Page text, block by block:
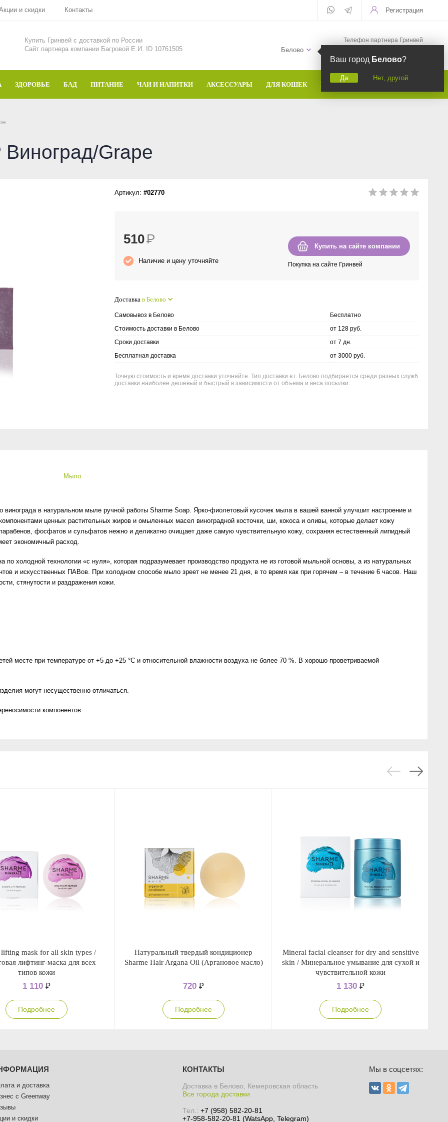
и скидки Контакты Регистрация
Купить Гринвей c доставкой по России
Сайт партнера компании Багровой Е.И. ID 10761505
Белово
Ваш город Белово?
Да Нет, другой
Телефон партнера Гринвей
ЗДОРОВЬЕ БАД ПИТАНИЕ ЧАИ И НАПИТКИ АКСЕССУАРЫ ДЛЯ КОШЕК БРЕНДЫ
Grape
Артикул: #02770
Купить на сайте компании
Покупка на сайте Гринвей
510Р
Наличие и цену уточняйте
Доставка в Белово
Самовывоз в Белово
Бесплатно
Стоимость доставки в Белово
от 128 руб.
Сроки доставки
от 7 дн.
Бесплатная доставка
от 3000 руб.
Точную стоимость и время доставки уточняйте. Тип доставки в г. Белово подбирается среди разных служб
доставки наиболее дешевый и быстрый в зависимости от объема и веса посылки.
Мыло
винограда в натуральном мыле ручной работы Sharme Soap. Ярко-фиолетовый кусочек мыла в вашей ванной улучшит настроение и
ценных растительных жиров и омыленных масел виноградной косточки, ши, кокоса и оливы, которые делает кожу
фосфатов и сульфатов нежно и деликатно очищает даже самую чувствительную кожу, сохраняя естественный липидный
экономичный расход.
холодной технологии «с нуля», которая подразумевает производство продукта не из готовой мыльной основы, а из натуральных
и искусственных ПАВов. При холодном способе мыло зреет не менее 21 дня, в то время как при горячем – в течение 6 часов. Наш
стянутости и раздражения кожи.
месте при температуре от +5 до +25 °С и относительной влажности воздуха не более 70 %. В хорошо проветриваемой
могут несущественно отличаться.
компонентов
lifting mask for all skin types /
лифтинг-маска для всех
типов кожи
1 110 ₽
Подробнее
Натуральный твердый кондиционер
Sharme Hair Argana Oil (Аргановое масло)
720 ₽
Подробнее
Mineral facial cleanser for dry and sensitive
skin / Минеральное умывание для сухой и
чувствительной кожи
1 130 ₽
Подробнее
и доставка
с Greenway
и скидки
КОНТАКТЫ
Доставка в Белово, Кемеровская область
Все города доставки
Тел.:+7 (958) 582-20-81
+7-958-582-20-81 (WatsApp, Telegram)
Мы в соцсетях: